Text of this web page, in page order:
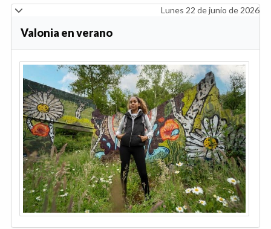
Lunes 22 de junio de 2026
Valonia en verano